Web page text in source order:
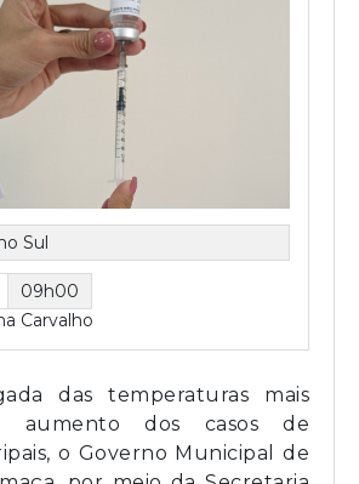
Sul
09h00
Carvalho
das temperaturas mais
aumento dos casos de
o Governo Municipal de